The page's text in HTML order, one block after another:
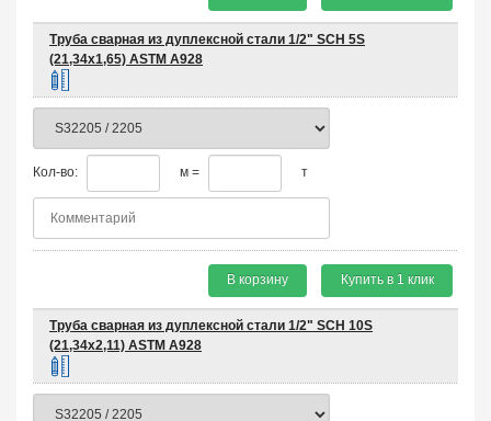
Труба сварная из дуплексной стали 1/2" SCH 5S
(21,34х1,65) ASTM A928
Кол-во: м = т
В корзину Купить в 1 клик
Труба сварная из дуплексной стали 1/2" SCH 10S
(21,34х2,11) ASTM A928